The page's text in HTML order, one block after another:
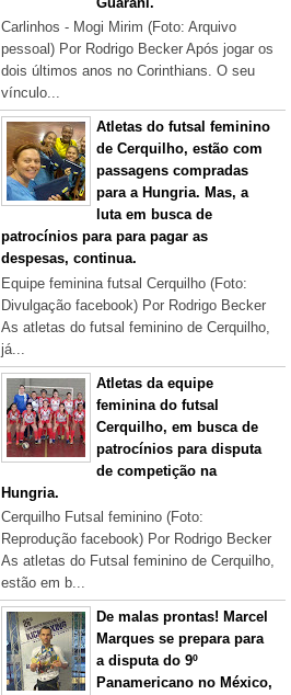
Carlinhos - Mogi Mirim (Foto: Arquivo
pessoal) Por Rodrigo Becker Após jogar os
dois últimos anos no Corinthians. O seu
vínculo...
Atletas do futsal feminino
de Cerquilho, estão com
passagens compradas
para a Hungria. Mas, a
luta em busca de
patrocínios para para pagar as
despesas, continua.
Equipe feminina futsal Cerquilho (Foto:
Divulgação facebook) Por Rodrigo Becker
As atletas do futsal feminino de Cerquilho,
já...
Atletas da equipe
feminina do futsal
Cerquilho, em busca de
patrocínios para disputa
de competição na
Hungria.
Cerquilho Futsal feminino (Foto:
Reprodução facebook) Por Rodrigo Becker
As atletas do Futsal feminino de Cerquilho,
estão em b...
De malas prontas! Marcel
Marques se prepara para
a disputa do 9º
Panamericano no México,